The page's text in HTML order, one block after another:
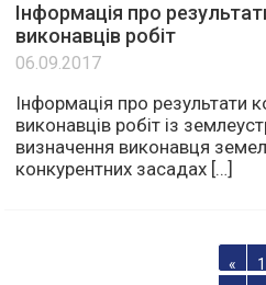
Інформація про
виконавців робіт
06.09.2017
Інформація про результати
виконавців робіт із
визначення виконавця
конкурентних засадах […]
« 1